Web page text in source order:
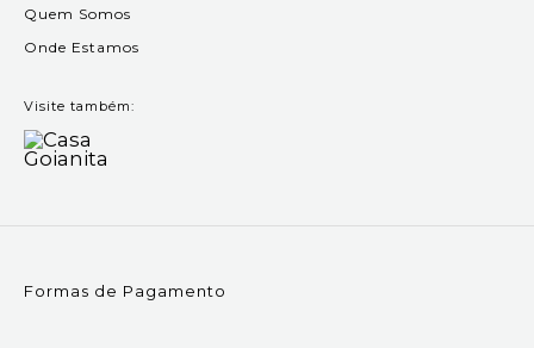
Quem Somos
Onde Estamos
Visite também:
Formas de Pagamento